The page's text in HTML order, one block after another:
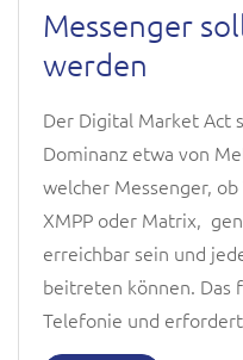
Messenger
werden
Der Digital Market Act
Dominanz etwa von
welcher Messenger,
XMPP oder Matrix,
erreichbar sein und
beitreten können. Das
Telefonie und